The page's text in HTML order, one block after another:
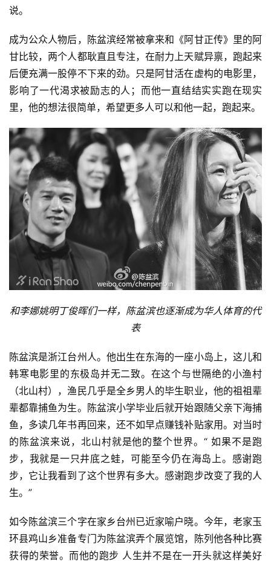
说。
成为公众人物后，陈盆滨经常被拿来和《阿甘正传》里的阿
甘比较，两个人都耿直且专注，在耐力上天赋异禀，跑起来
后便充满一股停不下来的劲。只是阿甘活在虚构的电影里，
影响了一代渴求被励志的人；而他一直结结实实跑在现实
里，他的想法很简单，希望更多人可以和他一起，跑起来。
和李娜姚明丁俊晖们一样，陈盆滨也逐渐成为华人体育的代
表
陈盆滨是浙江台州人。他出生在东海的一座小岛上，这儿和
韩寒电影里的东极岛并无二致。在这个与世隔绝的小渔村
（北山村），渔民几乎是全乡男人的毕生职业，他的祖祖辈
辈都靠捕鱼为生。陈盆滨小学毕业后就开始跟随父亲下海捕
鱼，多读几年书再回来，还不如早点赚钱补贴家用。对当时
的陈盆滨来说，北山村就是他的整个世界。“ 如果不是跑
步，我就是一只井底之蛙，可能至今仍在海岛上。感谢跑
步，它让我看到了这个世界有多大。感谢跑步改变了我的人
生。”
如今陈盆滨三个字在家乡台州已近家喻户晓。今年，老家玉
环县鸡山乡准备专门为陈盆滨弄个展览馆，陈列他各种比赛
获得的荣誉。而他的跑步 人生并不是在一开头就这样美好